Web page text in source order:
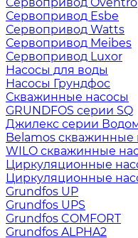
Сервопривод Esbe
Сервопривод Watts
Сервопривод Meibes
Сервопривод Luxor
Насосы для воды
Насосы Грундфос
Скважинные насосы
GRUNDFOS серии SQ
Джилекс серии
Belamos скважинные
WILO скважинные
Циркуляционные
Циркуляционные
Grundfos UP
Grundfos UPS
Grundfos COMFORT
Grundfos ALPHA2